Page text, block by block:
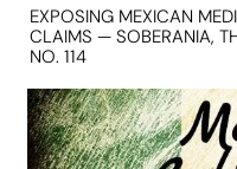
EXPOSING MEXICAN
CLAIMS — SOBERANIA,
NO. 114